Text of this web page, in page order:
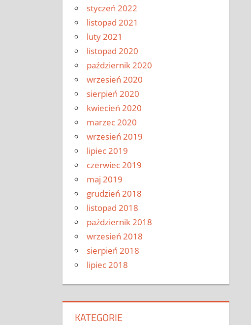
styczeń 2022
listopad 2021
luty 2021
listopad 2020
październik 2020
wrzesień 2020
sierpień 2020
kwiecień 2020
marzec 2020
wrzesień 2019
lipiec 2019
czerwiec 2019
maj 2019
grudzień 2018
listopad 2018
październik 2018
wrzesień 2018
sierpień 2018
lipiec 2018
KATEGORIE